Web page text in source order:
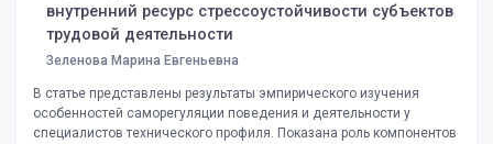
внутренний ресурс стрессоустойчивости субъектов
трудовой деятельности
Зеленова Марина Евгеньевна
В статье представлены результаты эмпирического изучения
особенностей саморегуляции поведения и деятельности у
специалистов технического профиля. Показана роль компонентов